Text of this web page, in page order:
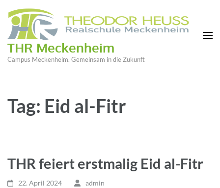
THR Meckenheim
Campus Meckenheim. Gemeinsam in die Zukunft
Tag: Eid al-Fitr
THR feiert erstmalig Eid al-Fitr
22. April 2024 admin